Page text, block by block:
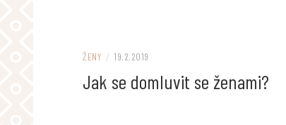
ŽENY / 19.2.2019
Jak se domluvit se ženami?